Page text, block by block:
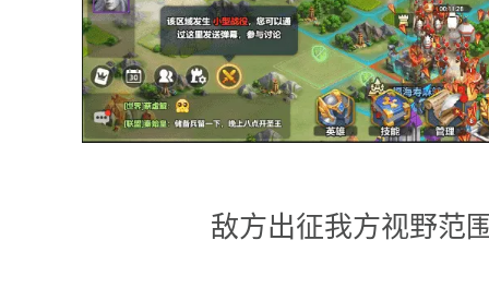
敌方出征我方视野范